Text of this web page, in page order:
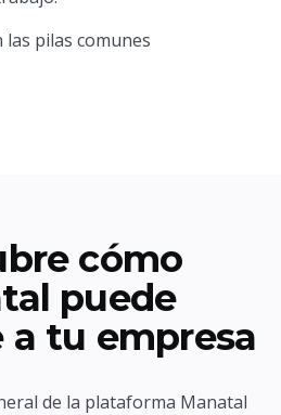
las pilas comunes
cómo
puede
a tu empresa
de la plataforma Manatal